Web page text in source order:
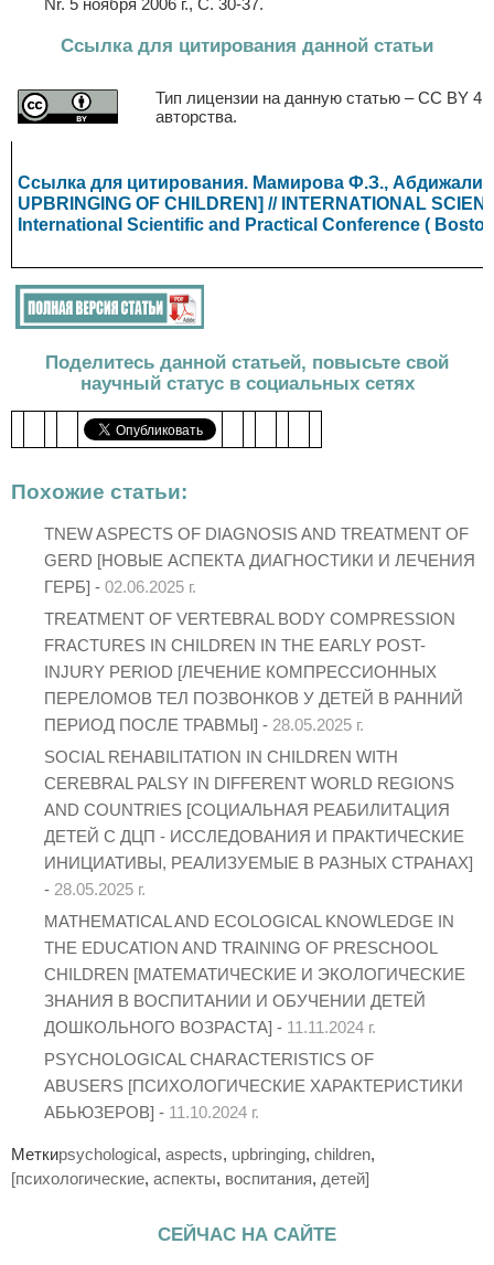
Ссылка для цитирования данной статьи
Тип лицензии на данную статью – CC BY
авторства.
Ссылка для цитирования. Мамирова Ф.З.,
UPBRINGING OF CHILDREN] // INTERNATIONAL
International Scientific and Practical Conference (
Поделитесь данной статьей, повысьте свой
научный статус в социальных сетях
Похожие статьи:
TNEW ASPECTS OF DIAGNOSIS AND TREATMENT OF
GERD [НОВЫЕ АСПЕКТА ДИАГНОСТИКИ И ЛЕЧЕНИЯ
ГЕРБ] - 02.06.2025 г.
TREATMENT OF VERTEBRAL BODY COMPRESSION
FRACTURES IN CHILDREN IN THE EARLY POST-
INJURY PERIOD [ЛЕЧЕНИЕ КОМПРЕССИОННЫХ
ПЕРЕЛОМОВ ТЕЛ ПОЗВОНКОВ У ДЕТЕЙ В РАННИЙ
ПЕРИОД ПОСЛЕ ТРАВМЫ] - 28.05.2025 г.
SOCIAL REHABILITATION IN CHILDREN WITH
CEREBRAL PALSY IN DIFFERENT WORLD REGIONS
AND COUNTRIES [СОЦИАЛЬНАЯ РЕАБИЛИТАЦИЯ
ДЕТЕЙ С ДЦП - ИССЛЕДОВАНИЯ И ПРАКТИЧЕСКИЕ
ИНИЦИАТИВЫ, РЕАЛИЗУЕМЫЕ В РАЗНЫХ СТРАНАХ]
- 28.05.2025 г.
MATHEMATICAL AND ECOLOGICAL KNOWLEDGE IN
THE EDUCATION AND TRAINING OF PRESCHOOL
CHILDREN [МАТЕМАТИЧЕСКИЕ И ЭКОЛОГИЧЕСКИЕ
ЗНАНИЯ В ВОСПИТАНИИ И ОБУЧЕНИИ ДЕТЕЙ
ДОШКОЛЬНОГО ВОЗРАСТА] - 11.11.2024 г.
PSYCHOLOGICAL CHARACTERISTICS OF
ABUSERS [ПСИХОЛОГИЧЕСКИЕ ХАРАКТЕРИСТИКИ
АБЬЮЗЕРОВ] - 11.10.2024 г.
Меткиpsychological, aspects, upbringing, children,
[психологические, аспекты, воспитания, детей]
СЕЙЧАС НА САЙТЕ